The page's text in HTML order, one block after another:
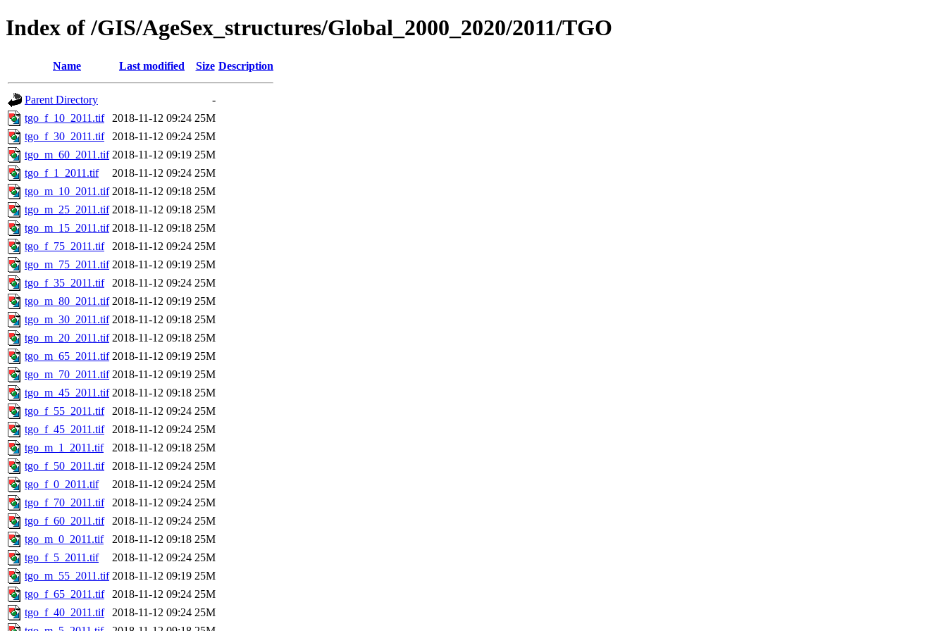
Index of /GIS/AgeSex_structures/Global_2000_2020/2011/TGO
Name Last modified Size Description
Parent Directory
-
tgo_f_10_2011.tif
2018-11-12 09:24 25M
tgo_f_30_2011.tif
2018-11-12 09:24 25M
tgo_m_60_2011.tif 2018-11-12 09:19 25M
tgo_f_1_2011.tif
2018-11-12 09:24 25M
tgo_m_10_2011.tif 2018-11-12 09:18 25M
tgo_m_25_2011.tif 2018-11-12 09:18 25M
tgo_m_15_2011.tif 2018-11-12 09:18 25M
tgo_f_75_2011.tif
2018-11-12 09:24 25M
tgo_m_75_2011.tif 2018-11-12 09:19 25M
tgo_f_35_2011.tif
2018-11-12 09:24 25M
tgo_m_80_2011.tif 2018-11-12 09:19 25M
tgo_m_30_2011.tif 2018-11-12 09:18 25M
tgo_m_20_2011.tif 2018-11-12 09:18 25M
tgo_m_65_2011.tif 2018-11-12 09:19 25M
tgo_m_70_2011.tif 2018-11-12 09:19 25M
tgo_m_45_2011.tif 2018-11-12 09:18 25M
tgo_f_55_2011.tif
2018-11-12 09:24 25M
tgo_f_45_2011.tif
2018-11-12 09:24 25M
tgo_m_1_2011.tif
2018-11-12 09:18 25M
tgo_f_50_2011.tif
2018-11-12 09:24 25M
tgo_f_0_2011.tif
2018-11-12 09:24 25M
tgo_f_70_2011.tif
2018-11-12 09:24 25M
tgo_f_60_2011.tif
2018-11-12 09:24 25M
tgo_m_0_2011.tif
2018-11-12 09:18 25M
tgo_f_5_2011.tif
2018-11-12 09:24 25M
tgo_m_55_2011.tif 2018-11-12 09:19 25M
tgo_f_65_2011.tif
2018-11-12 09:24 25M
tgo_f_40_2011.tif
2018-11-12 09:24 25M